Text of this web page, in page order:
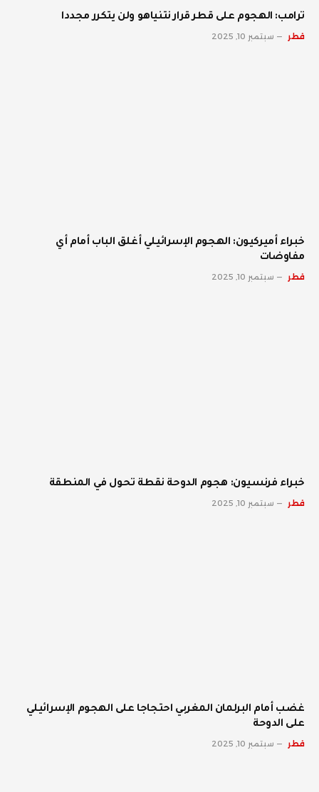
ترامب: الهجوم على قطر قرار نتنياهو ولن يتكرر مجددا
قطر سبتمبر 10, 2025
خبراء أميركيون: الهجوم الإسرائيلي أغلق الباب أمام أي
مفاوضات
قطر سبتمبر 10, 2025
خبراء فرنسيون: هجوم الدوحة نقطة تحول في المنطقة
قطر سبتمبر 10, 2025
غضب أمام البرلمان المغربي احتجاجا على الهجوم الإسرائيلي
على الدوحة
قطر سبتمبر 10, 2025